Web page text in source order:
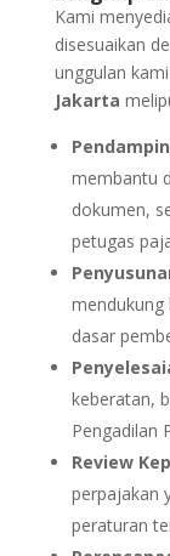
Kami
disesuaikan
unggulan
Jakarta
membantu
dokumen,
petugas
mendukung
dasar
keberatan,
Pengadilan
Review
perpajakan
peraturan